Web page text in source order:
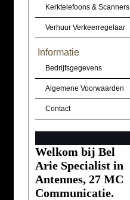
Kerktelefoons & Scanners
Verhuur Verkeerregelaar
Informatie
Bedrijfsgegevens
Algemene Voorwaarden
Contact
Welkom bij Bel
Arie Specialist in
Antennes, 27 MC
Communicatie.